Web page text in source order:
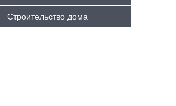
Строительство дома